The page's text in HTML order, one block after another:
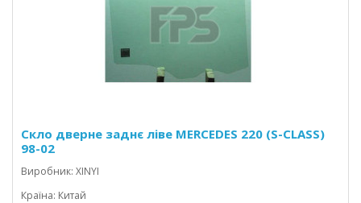
Скло дверне заднє ліве MERCEDES 220 (S-CLASS)
98-02
Виробник: XINYI
Країна: Китай